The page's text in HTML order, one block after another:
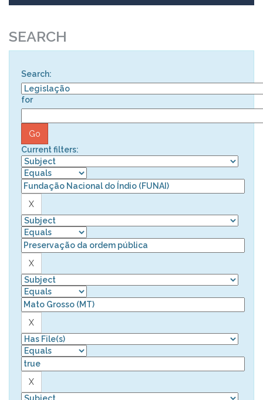
SEARCH
Search:
for
Current filters: